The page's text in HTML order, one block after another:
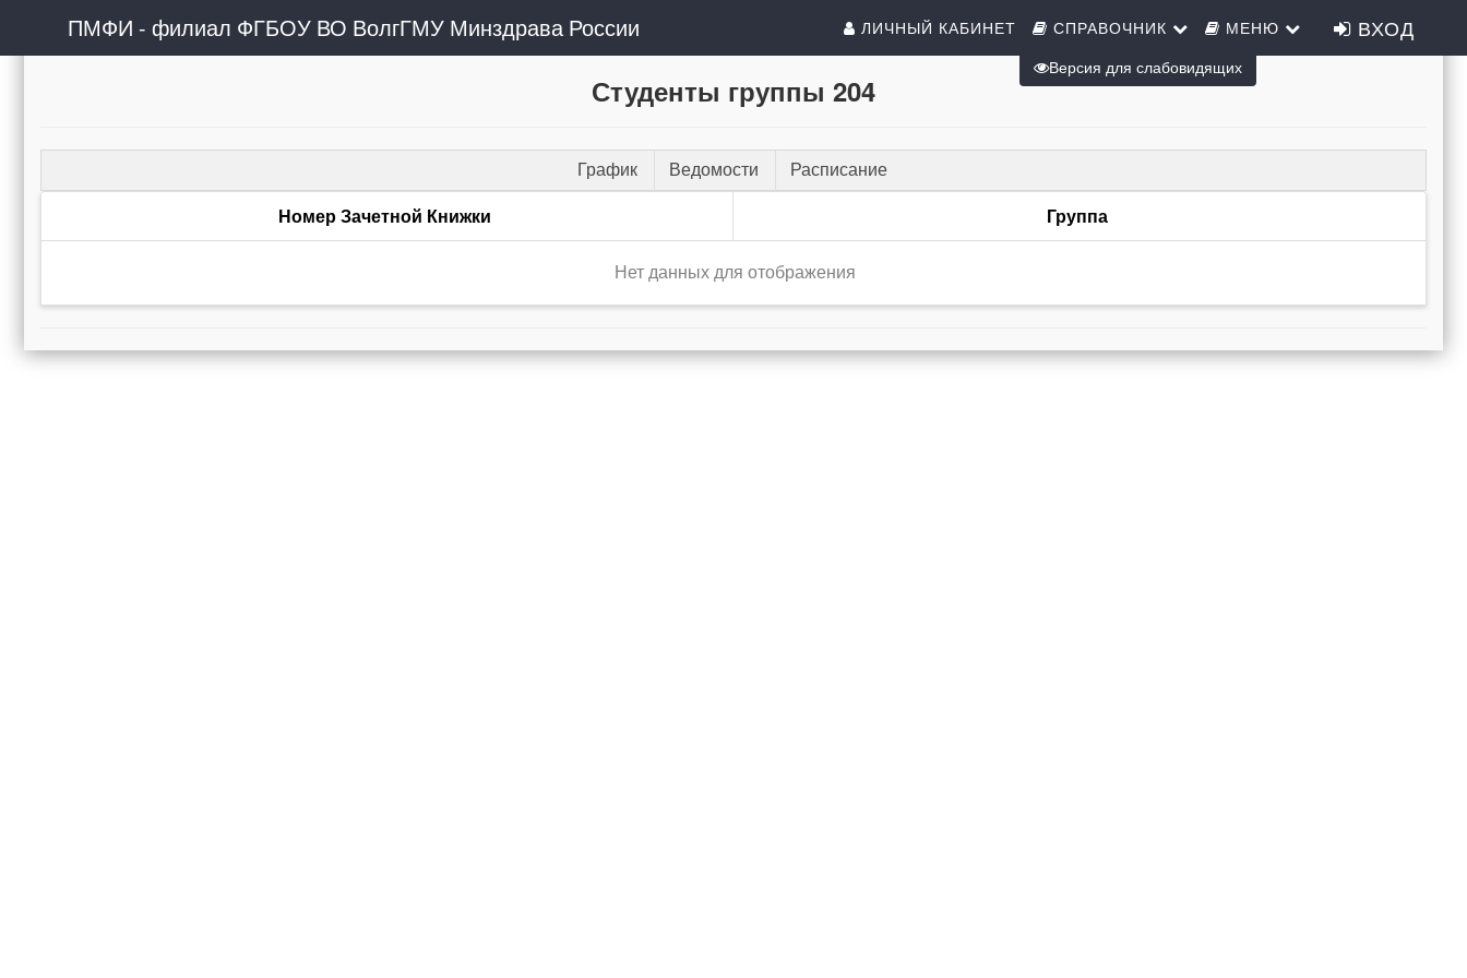
ПМФИ - филиал ФГБОУ ВО ВолгГМУ Минздрава России ЛИЧНЫЙ КАБИНЕТ СПРАВОЧНИК МЕНЮ ВХОД
Студенты группы 204
График Ведомости Расписание
Номер Зачетной Книжки Группа
Нет данных для отображения
Версия для слабовидящих